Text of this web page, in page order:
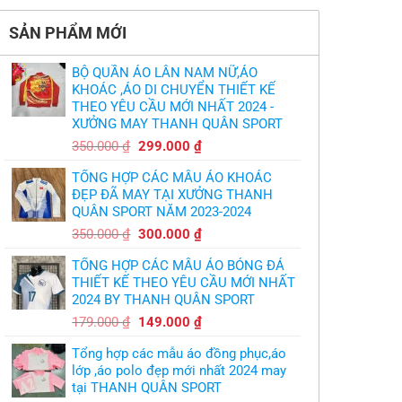
Ten
Hag
lại
trích
cầu
thủ,
thừa
nhận
sự
thật
chát
của
bầy
quỷ
nhỏ
luận
Thiết
và
in
áo
bóng
chuyền
theo
yêu
cầu
,thiết
free
SẢN PHẨM MỚI
BỘ QUẦN ÁO LÂN NAM NỮ,ÁO
KHOÁC ,ÁO DI CHUYỂN THIẾT KẾ
THEO YÊU CẦU MỚI NHẤT 2024 -
XƯỞNG MAY THANH QUÂN SPORT
350.000₫ Giá
là:
350.000 ₫.
299.000 ₫Giá
tại
là:
299.000 ₫.
TỔNG HỢP CÁC MẪU ÁO KHOÁC
ĐẸP ĐÃ MAY TẠI XƯỞNG THANH
QUÂN SPORT NĂM 2023-2024
350.000₫ Giá
là:
350.000 ₫.
300.000 ₫Giá
tại
là:
300.000 ₫.
TỔNG HỢP CÁC MẪU ÁO BÓNG ĐÁ
THIẾT KẾ THEO YÊU CẦU MỚI NHẤT
2024 BY THANH QUÂN SPORT
179.000₫ Giá
là:
179.000 ₫.
149.000 ₫Giá
tại
là:
149.000 ₫.
Tổng hợp các mẫu áo đồng phục,áo
lớp ,áo polo đẹp mới nhất 2024 may
tại THANH QUÂN SPORT